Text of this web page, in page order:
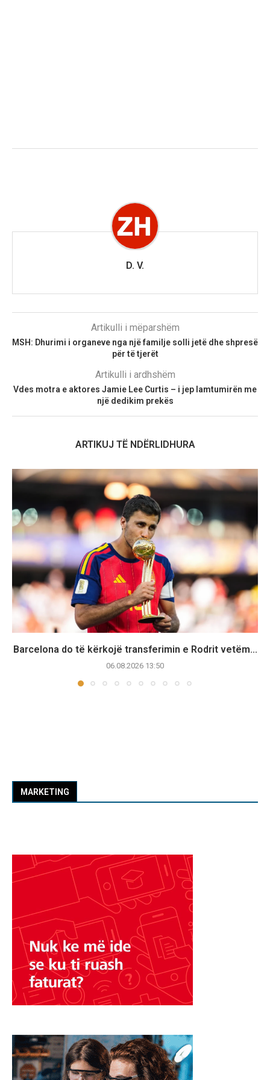
D. V.
Artikulli i mëparshëm
MSH: Dhurimi i organeve nga një familje solli jetë dhe shpresë
për të tjerët
Artikulli i ardhshëm
Vdes motra e aktores Jamie Lee Curtis – i jep lamtumirën me
një dedikim prekës
ARTIKUJ TË NDËRLIDHURA
Barcelona do të kërkojë transferimin e Rodrit vetëm...
06.08.2026 13:50
MARKETING